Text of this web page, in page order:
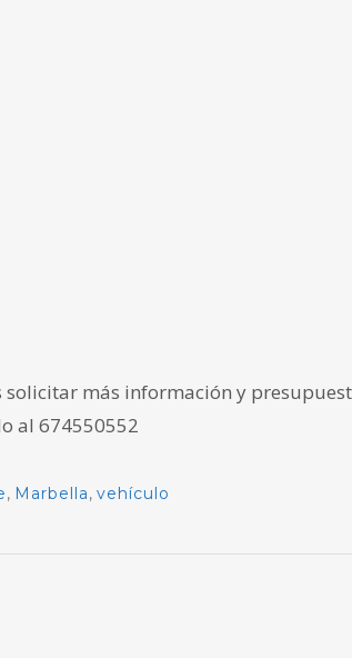
solicitar más información y
al 674550552
, Marbella, vehículo